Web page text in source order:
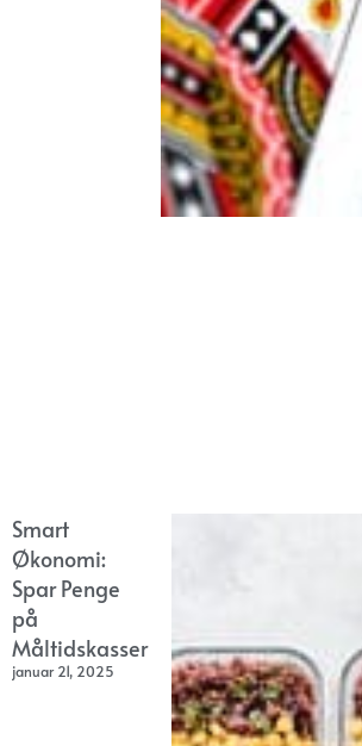
Smart
Økonomi:
Spar Penge
på
Måltidskasser
januar 21, 2025